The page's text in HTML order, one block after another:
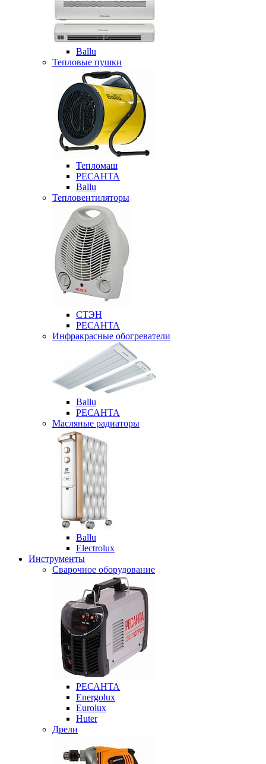
Ballu
Тепловые пушки
Тепломаш
РЕСАНТА
Ballu
Тепловентиляторы
СТЭН
РЕСАНТА
Инфракрасные обогреватели
Ballu
РЕСАНТА
Масляные радиаторы
Ballu
Electrolux
Инструменты
Сварочное оборудование
РЕСАНТА
Energolux
Eurolux
Huter
Дрели